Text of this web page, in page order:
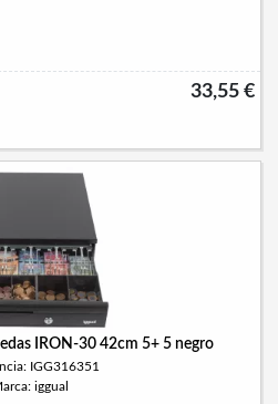
33,55 €
IRON-30 42cm 5+ 5 negro
IGG316351
iggual